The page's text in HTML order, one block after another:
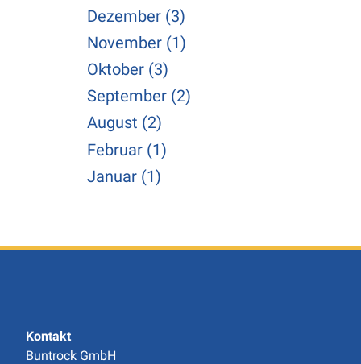
Dezember (3)
November (1)
Oktober (3)
September (2)
August (2)
Februar (1)
Januar (1)
Kontakt
Buntrock GmbH